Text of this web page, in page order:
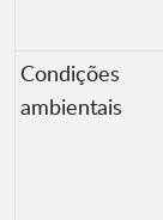
Condições
ambientais